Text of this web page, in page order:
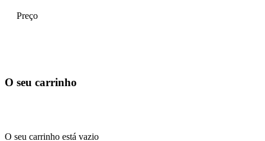
Preço
O seu carrinho
O seu carrinho está vazio